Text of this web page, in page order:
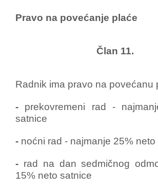
Pravo na povećanje plaće
Član 11.
Radnik ima pravo na povećanu
- prekovremeni rad -
satnice
- noćni rad - najmanje 25% neto
- rad na dan sedmičnog
15% neto satnice